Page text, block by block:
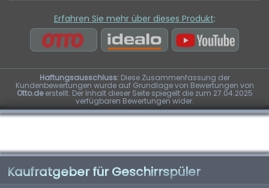
Erfahren Sie mehr über dieses Produkt:
Haftungsausschluss:Diese Zusammenfassung der
Kundenbewertungen wurde auf Grundlage von Bewertungen von
Otto.deerstellt. Der Inhalt dieser Seite spiegelt die zum 27.04.2025
verfügbaren Bewertungen wider.
Kaufratgeber für Geschirrspüler